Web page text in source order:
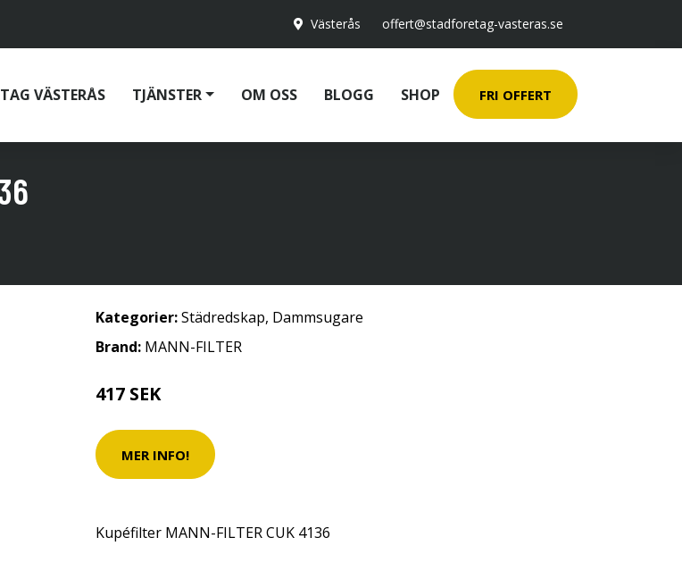
Västerås offert@stadforetag-vasteras.se
VÄSTERÅS TJÄNSTER OM OSS BLOGG SHOP FRI OFFERT
Kategorier:Städredskap, Dammsugare
Brand: MANN-FILTER
417 SEK
MER INFO!
Kupéfilter MANN-FILTER CUK 4136